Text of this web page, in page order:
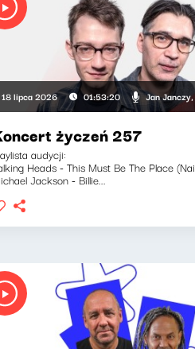
18 lipca 2026 01:53:20 Jan
życzeń 257
audycji:
Heads - This Must Be The Place
Jackson - Billie...